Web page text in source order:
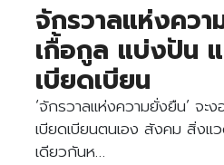
จักรวาลแห่งคว
เกื้อกูล แบ่งปัน แ
เบียดเบียน
‘จักรวาลแห่งความยั่งยืน’ จะ
เบียดเบียนตนเอง สังคม สิ่งแ
เดียวกันห…